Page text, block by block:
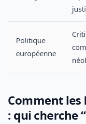
Politique
européenne
Comment les
: qui cherche